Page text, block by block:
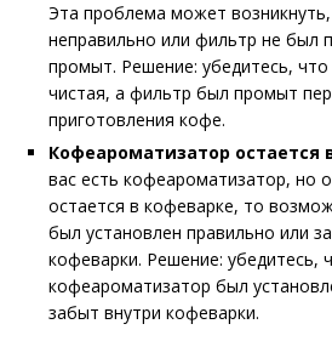
Эта проблема может
неправильно или фильтр не был
промыт. Решение: убедитесь,
чистая, а фильтр был промыт
приготовления кофе.
Кофеароматизатор остается
вас есть кофеароматизатор, но
остается в кофеварке, то
был установлен правильно или
кофеварки. Решение: убедитесь,
кофеароматизатор был
забыт внутри кофеварки.